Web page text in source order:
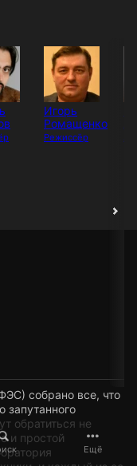
Ещё
Игорь
Ромащенко
Режиссёр
собрано все, что
обратиться не
и простой